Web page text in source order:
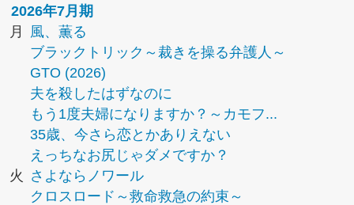
2026年7月期
月
風、薫る
ブラックトリック～裁きを操る弁護人～
GTO (2026)
夫を殺したはずなのに
もう1度夫婦になりますか？～カモフ...
35歳、今さら恋とかありえない
えっちなお尻じゃダメですか？
火
さよならノワール
クロスロード～救命救急の約束～